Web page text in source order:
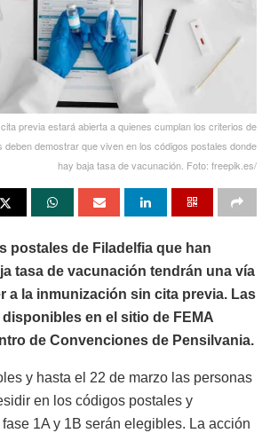
previa estará abierta a quienes cumplan los criterios de
deben demostrar que viven en los códigos postales donde
hay baja tasa de vacunación. Foto: freepik.es/
postales de Filadelfia que han
tasa de vacunación tendrán una vía
a la inmunización sin cita previa. Las
en el sitio de FEMA
de Convenciones de Pensilvania.
y hasta el 22 de marzo las personas
en los códigos postales y
1A y 1B serán elegibles. La acción